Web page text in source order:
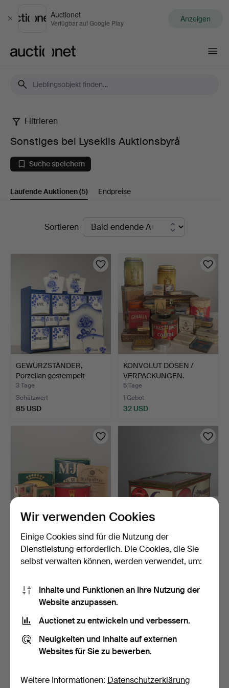
Schließen
Auctionet
Verfügbar auf Google Play Anzeigen
Sonstiges
bei
Lysekils
Auktionsbyrå
Filtrieren
Sonstiges bei Lysekils Auktionsbyrå
Suche speichern
Laufende Auktionen(5) Endpreise
LaufendeSortieren
GEWÜRZSTÄNDER,
Porzellan gestempelt
Import…
3 Tage
Schätzwert
85 USD
KONVOLUT DOSEN /
VERPACKUNGEN.
5 Tage
1 Gebot
32 USD
ÄLTERES KONVOLUT
VERPACKUNGEN,
ungeöffnet.
6 Tage
BLECHDOSE mit
Glasfenster, Kanold
Gräddkar…
6 Tage
Wir verwenden Cookies
Einige Cookies sind für die Nutzung der
Dienstleistung erforderlich. Die Cookies, die Sie
selbst verwalten können, werden verwendet, um:
Inhalte und Funktionen an Ihre Nutzung der
Website anzupassen.
Auctionet zu entwickeln und verbessern.
Neuigkeiten und Inhalte auf externen
Websites für Sie zu bewerben.
Weitere Informationen: Datenschutzerklärung